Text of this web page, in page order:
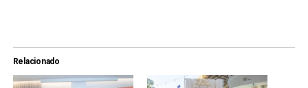
Relacionado